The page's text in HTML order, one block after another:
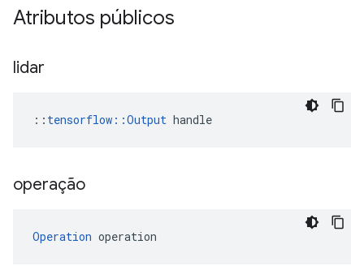
Atributos públicos
lidar
:: tensorflow::Output handle
operação
Operation operation